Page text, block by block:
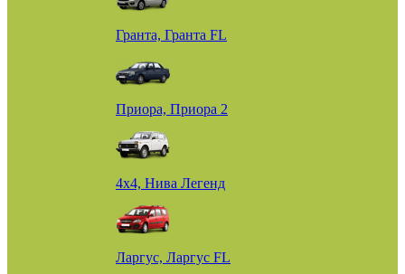
Гранта, Гранта FL
Приора, Приора 2
4х4, Нива Легенд
Ларгус, Ларгус FL